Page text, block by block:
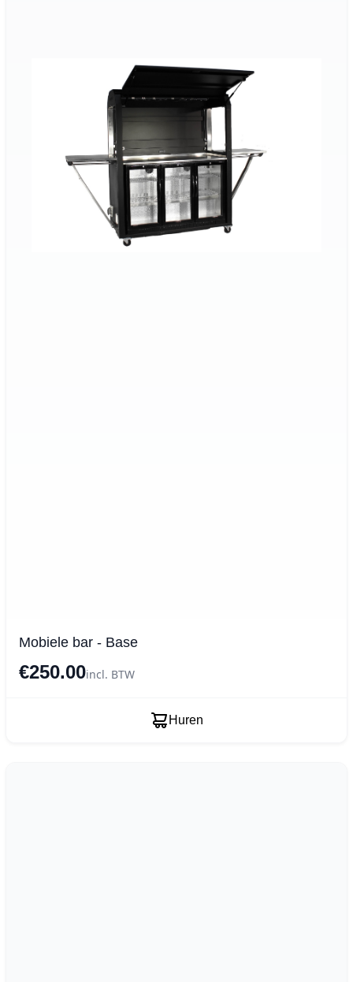
Mobiele bar - Base
€250.00incl. BTW
Huren